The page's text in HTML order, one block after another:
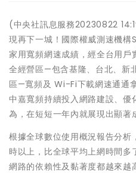
(中央社訊息服務20230822
現再下一城！國際權威測速機
家用寬頻網速成績，經全台用
全經營區—包含基隆、台北、新
區—寬頻及 Wi-Fi下載網速通通
中嘉寬頻持續投入網路建設、
為，在短短一年內就展現出顯著
根據全球數位使用概況報告分
時以上，比全球平均上網時間多
網路的依賴性及黏著度都越來